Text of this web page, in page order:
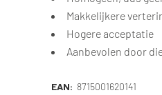
Makkelijkere
Hogere acceptatie
Aanbevolen door
EAN: 8715001620141